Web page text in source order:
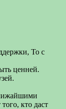
То с
ценней.
кто даст